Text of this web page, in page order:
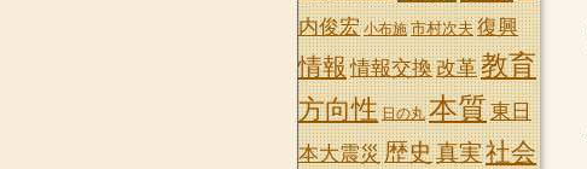
内俊宏 小布施 市村次夫 復興
情報情報交換 改革教育
方向性 日の丸 本質東日
本大震災 歴史 真実社会